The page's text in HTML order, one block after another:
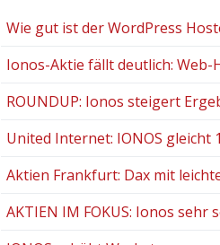
Wie gut ist der WordPress
Ionos-Aktie fällt deutlich: Web-
ROUNDUP: Ionos steigert
United Internet: IONOS gleicht
Aktien Frankfurt: Dax mit
AKTIEN IM FOKUS: Ionos